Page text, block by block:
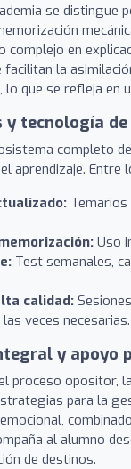
se distingue
complejo en
la
que se refleja en
y tecnología
completo
aprendizaje.
Uso
Test semanales,
calidad:
veces necesarias.
y apoyo
proceso opositor,
para la
al alumno
de destinos.